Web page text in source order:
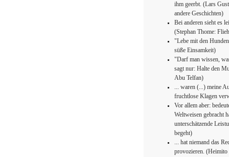
ihm geerbt. (Lars
andere Geschichten)
Bei anderen sieht es
(Stephan Thome:
"Lebe mit den
süße Einsamkeit)
"Darf man wissen,
sagt nur: Halte den
Abu Telfan)
... waren (...) meine
fruchtlose Klagen
Vor allem aber:
Weltweisen gebracht
unterschätzende
begeht)
... hat niemand das
provozieren.